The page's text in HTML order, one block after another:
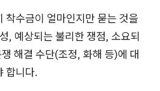
착수금이 얼마인지만 묻는 것을
, 예상되는 불리한 쟁점, 소요되
해결 수단(조정, 화해 등)에 대
합니다.